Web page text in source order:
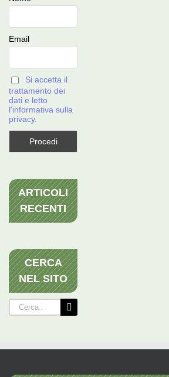
Email
Si accetta il
trattamento dei
dati e letto
l'informativa sulla
privacy.
ARTICOLI
RECENTI
CERCA
NEL SITO
Cerca
per: